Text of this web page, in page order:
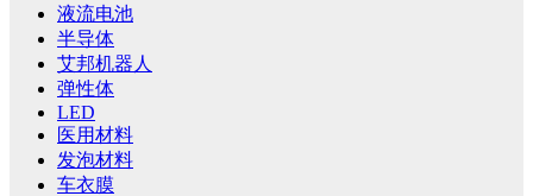
液流电池
半导体
艾邦机器人
弹性体
LED
医用材料
发泡材料
车衣膜